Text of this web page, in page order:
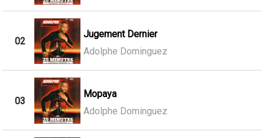
02
Jugement Dernier
Adolphe Dominguez
03
Mopaya
Adolphe Dominguez